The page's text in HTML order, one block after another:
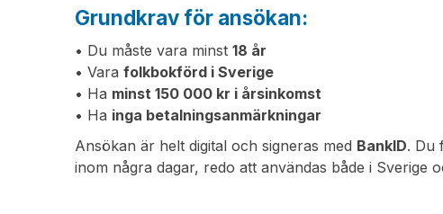
Grundkrav för ansökan:
• Du måste vara minst18 år
• Varafolkbokförd i Sverige
• Ha minst 150 000 kr i årsinkomst
• Ha inga betalningsanmärkningar
Ansökan är helt digital och signeras med BankID. Du
inom några dagar, redo att användas både i Sverige